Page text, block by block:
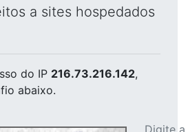
a sites hospedados
do IP 216.73.216.142,
abaixo.
Digite